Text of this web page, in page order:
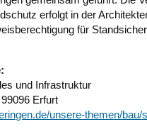
erfolgt in der
für
und Infrastruktur
Erfurt
unsere-themen/bau/